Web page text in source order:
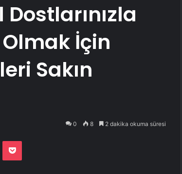
İçin
Sakın
0 8 2 dakika okuma süresi
Pocket